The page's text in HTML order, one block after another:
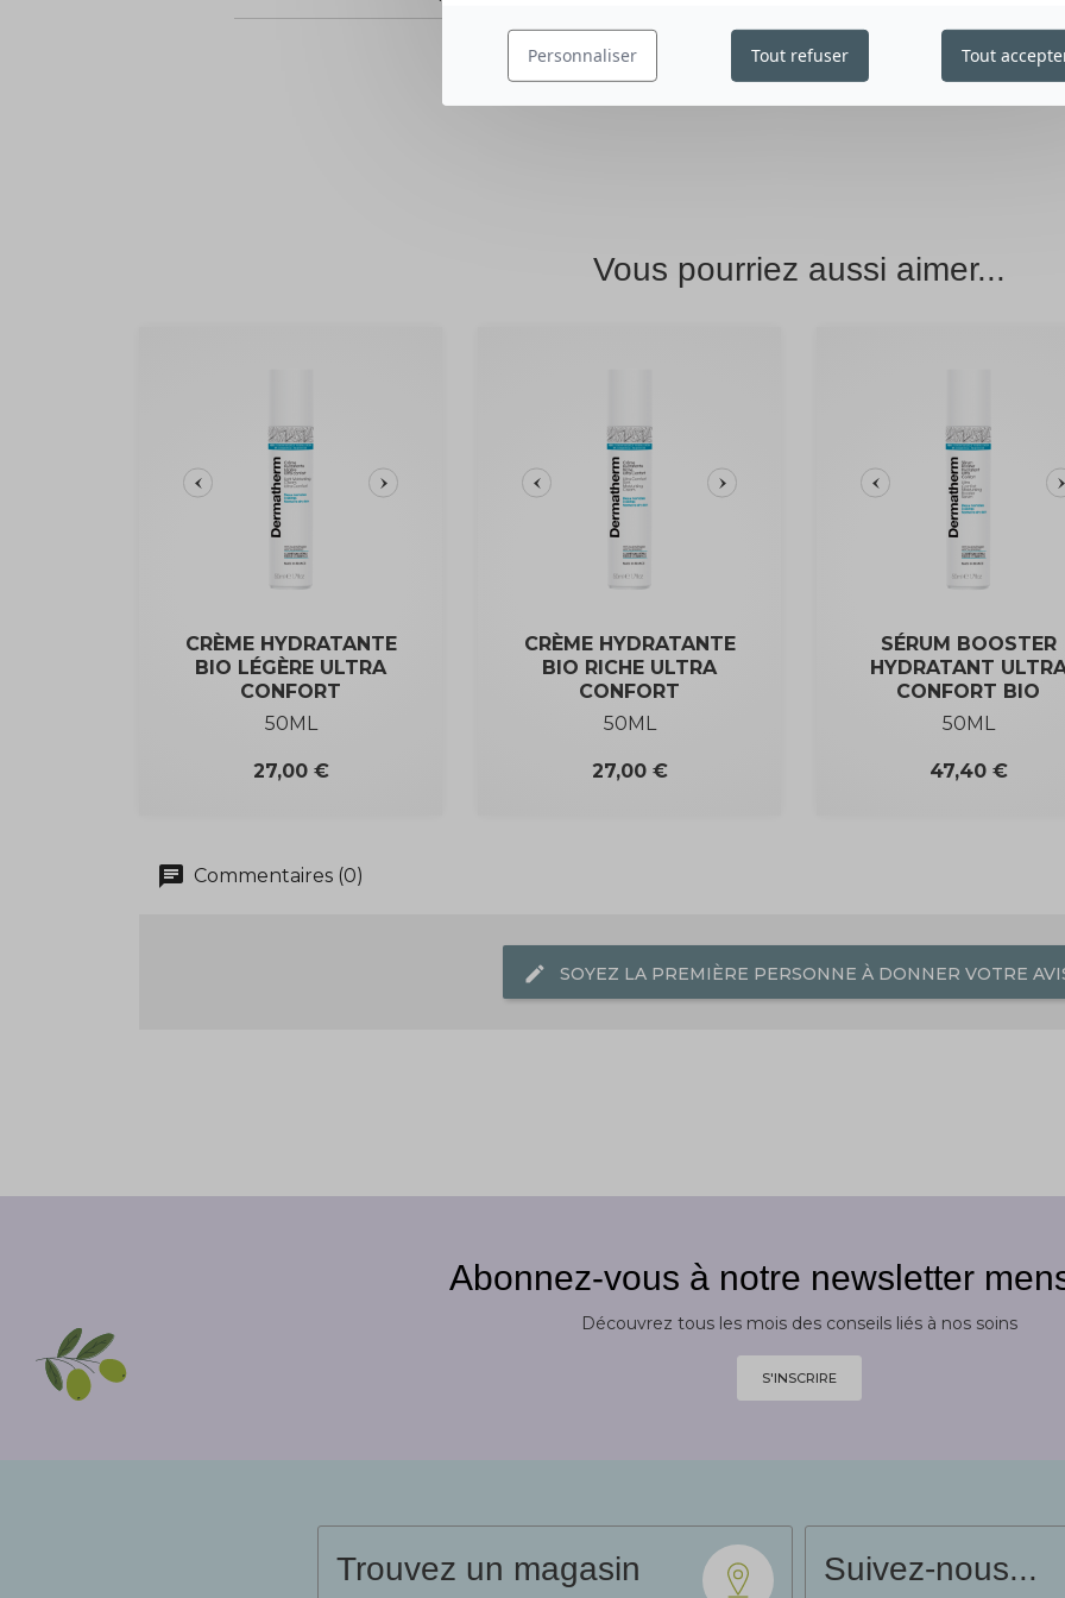
Vous pourriez aussi aimer...
CRÈME HYDRATANTE
BIO LÉGÈRE ULTRA
CONFORT
50ML
Prix
27,00 €
CRÈME HYDRATANTE
BIO RICHE ULTRA
CONFORT
50ML
Prix
27,00 €
SÉRUM BOOSTER
HYDRATANT
CONFORT BIO
50ML
Prix
47,40 €
chat Commentaires (0)
edit SOYEZ LA PREMIÈRE PERSONNE À DONNER VOTRE
Abonnez-vous à notre newsletter
Découvrez tous les mois des conseils liés à nos soins
S'INSCRIRE
Trouvez un magasin Suivez-nous...
Personnaliser Tout refuser Tout